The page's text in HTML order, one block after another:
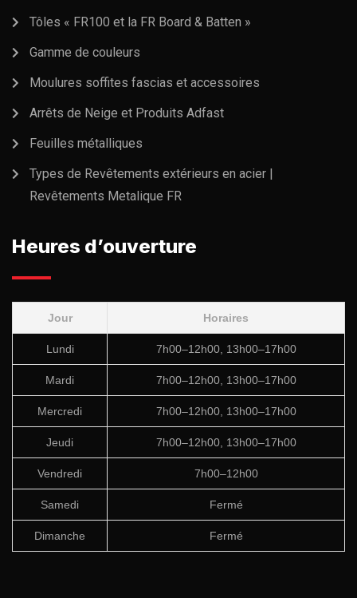
Tôles « FR100 et la FR Board & Batten »
Gamme de couleurs
Moulures soffites fascias et accessoires
Arrêts de Neige et Produits Adfast
Feuilles métalliques
Types de Revêtements extérieurs en acier |
Revêtements Metalique FR
Heures d’ouverture
Jour Horaires
Lundi 7h00–12h00, 13h00–17h00
Mardi 7h00–12h00, 13h00–17h00
Mercredi 7h00–12h00, 13h00–17h00
Jeudi 7h00–12h00, 13h00–17h00
Vendredi 7h00–12h00
Samedi Fermé
Dimanche Fermé